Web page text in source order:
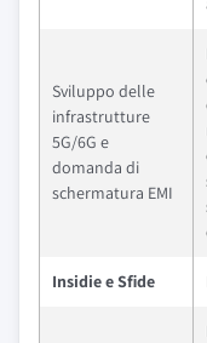
Sviluppo delle
infrastrutture
5G/6G e
domanda di
schermatura EMI
Insidie e Sfide